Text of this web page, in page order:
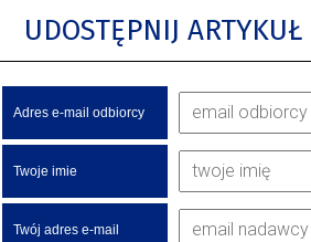
UDOSTĘPNIJ ARTYKUŁ
Adres e-mail odbiorcy
Twoje imie
Twój adres e-mail